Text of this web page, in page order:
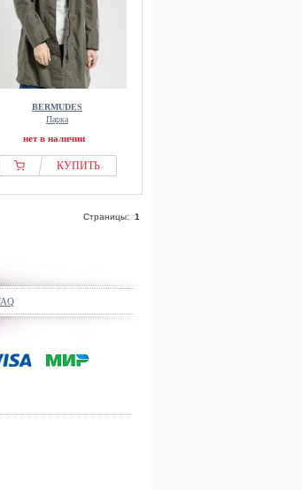
BERMUDES
Парка
нет в наличии
КУПИТЬ
Страницы: 1